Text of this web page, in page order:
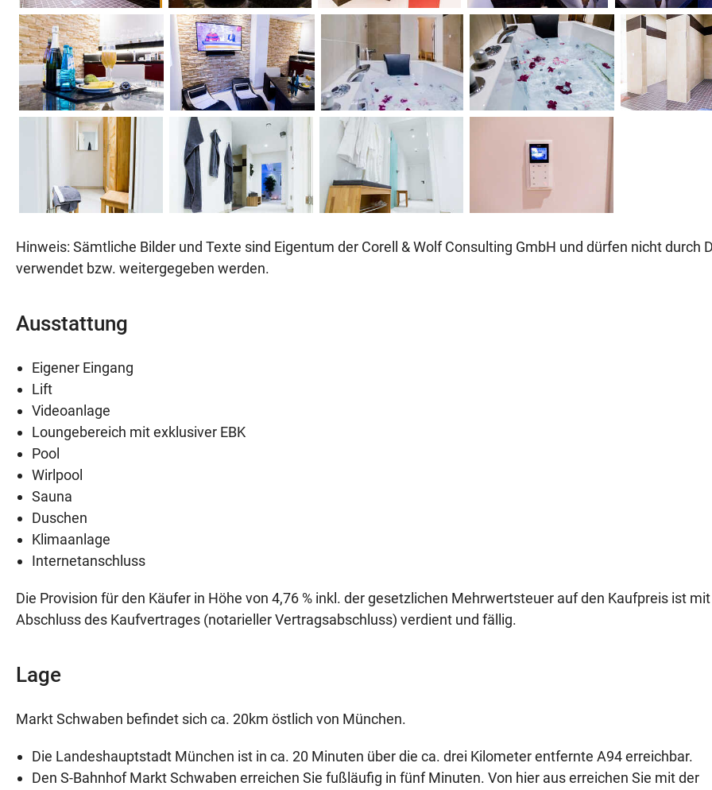
Hinweis: Sämtliche Bilder und Texte sind Eigentum der Corell & Wolf Consulting GmbH und dürfen nicht durch
verwendet bzw. weitergegeben werden.
Ausstattung
Eigener Eingang
Lift
Videoanlage
Loungebereich mit exklusiver EBK
Pool
Wirlpool
Sauna
Duschen
Klimaanlage
Internetanschluss
Die Provision für den Käufer in Höhe von 4,76 % inkl. der gesetzlichen Mehrwertsteuer auf den Kaufpreis ist
Abschluss des Kaufvertrages (notarieller Vertragsabschluss) verdient und fällig.
Lage
Markt Schwaben befindet sich ca. 20km östlich von München.
Die Landeshauptstadt München ist in ca. 20 Minuten über die ca. drei Kilometer entfernte A94 erreichbar.
Den S-Bahnhof Markt Schwaben erreichen Sie fußläufig in fünf Minuten. Von hier aus erreichen Sie mit der